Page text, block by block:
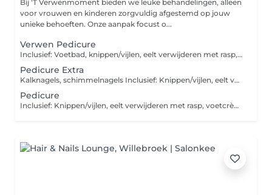
Bij 'T Verwenmoment bieden we leuke behandelingen, alleen
voor vrouwen en kinderen zorgvuldig afgestemd op jouw
unieke behoeften. Onze aanpak focust o...
Verwen Pedicure
Inclusief: Voetbad, knippen/vijlen, eelt verwijderen met rasp, peeling, massage, voetcrème & nagellak
Pedicure Extra
Kalknagels, schimmelnagels Inclusief: Knippen/vijlen, eelt verwijderen met rasp, voetcrème
Pedicure
Inclusief: Knippen/vijlen, eelt verwijderen met rasp, voetcrème.